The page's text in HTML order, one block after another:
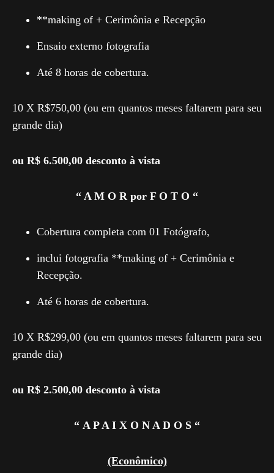
**making of + Cerimônia e Recepção
Ensaio externo fotografia
Até 8 horas de cobertura.
10 X R$750,00 (ou em quantos meses faltarem para seu
grande dia)
ou R$ 6.500,00 desconto à vista
“ A M O R por F O T O “
Cobertura completa com 01 Fotógrafo,
inclui fotografia **making of + Cerimônia e
Recepção.
Até 6 horas de cobertura.
10 X R$299,00 (ou em quantos meses faltarem para seu
grande dia)
ou R$ 2.500,00 desconto à vista
“ A P A I X O N A D O S “
(Econômico)